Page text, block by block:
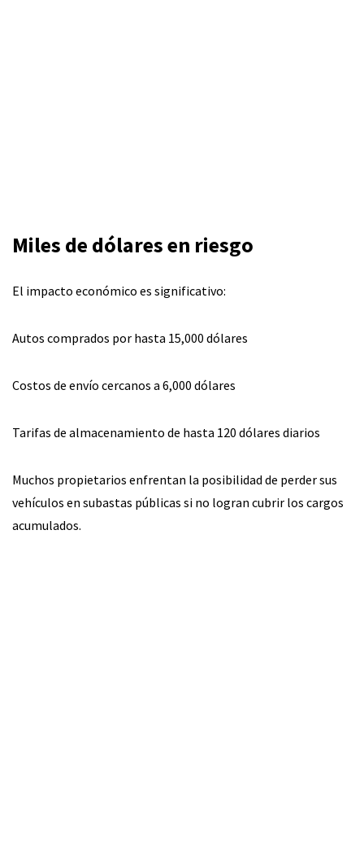
Miles de dólares en riesgo
El impacto económico es significativo:
Autos comprados por hasta 15,000 dólares
Costos de envío cercanos a 6,000 dólares
Tarifas de almacenamiento de hasta 120 dólares diarios
Muchos propietarios enfrentan la posibilidad de perder sus
vehículos en subastas públicas si no logran cubrir los cargos
acumulados.